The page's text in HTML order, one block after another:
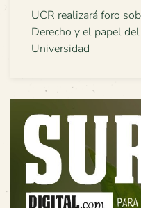
UCR realizará foro
Derecho y el papel
Universidad